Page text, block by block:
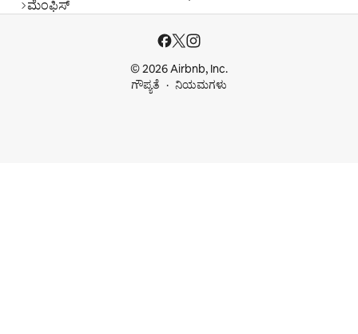
ಮೆಂಫಿಸ್
© 2026 Airbnb, Inc.
ಗೌಪ್ಯತೆ
ನಿಯಮಗಳು